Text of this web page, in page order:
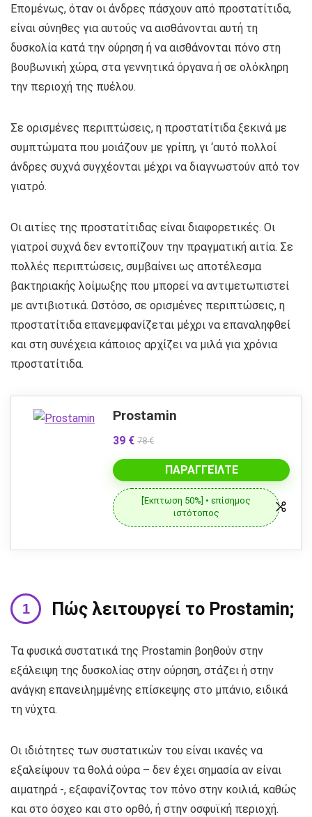
Επομένως, όταν οι άνδρες πάσχουν από προστατίτιδα,
είναι σύνηθες για αυτούς να αισθάνονται αυτή τη
δυσκολία κατά την ούρηση ή να αισθάνονται πόνο στη
βουβωνική χώρα, στα γεννητικά όργανα ή σε ολόκληρη
την περιοχή της πυέλου.
Σε ορισμένες περιπτώσεις, η προστατίτιδα ξεκινά με
συμπτώματα που μοιάζουν με γρίπη, γι ‘αυτό πολλοί
άνδρες συχνά συγχέονται μέχρι να διαγνωστούν από τον
γιατρό.
Οι αιτίες της προστατίτιδας είναι διαφορετικές. Οι
γιατροί συχνά δεν εντοπίζουν την πραγματική αιτία. Σε
πολλές περιπτώσεις, συμβαίνει ως αποτέλεσμα
βακτηριακής λοίμωξης που μπορεί να αντιμετωπιστεί
με αντιβιοτικά. Ωστόσο, σε ορισμένες περιπτώσεις, η
προστατίτιδα επανεμφανίζεται μέχρι να επαναληφθεί
και στη συνέχεια κάποιος αρχίζει να μιλά για χρόνια
προστατίτιδα.
Prostamin
39 € 78 €
ΠΑΡΑΓΓΕΊΛΤΕ
[Έκπτωση 50%] • επίσημος
ιστότοπος
Πώς λειτουργεί το Prostamin;
Τα φυσικά συστατικά της Prostamin βοηθούν στην
εξάλειψη της δυσκολίας στην ούρηση, στάζει ή στην
ανάγκη επανειλημμένης επίσκεψης στο μπάνιο, ειδικά
τη νύχτα.
Οι ιδιότητες των συστατικών του είναι ικανές να
εξαλείψουν τα θολά ούρα – δεν έχει σημασία αν είναι
αιματηρά -, εξαφανίζοντας τον πόνο στην κοιλιά, καθώς
και στο όσχεο και στο ορθό, ή στην οσφυϊκή περιοχή.